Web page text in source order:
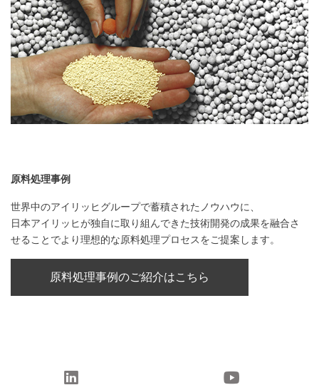
原料処理事例
世界中のアイリッヒグループで蓄積されたノウハウに、
日本アイリッヒが独自に取り組んできた技術開発の成果を融合さ
せることでより理想的な原料処理プロセスをご提案します。
原料処理事例のご紹介はこちら